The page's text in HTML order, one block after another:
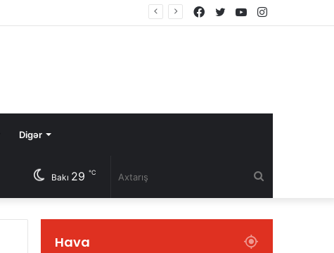
Instagram
YouTube
Twitter
Facebook
Digər
Bakı 29 ℃
Hava